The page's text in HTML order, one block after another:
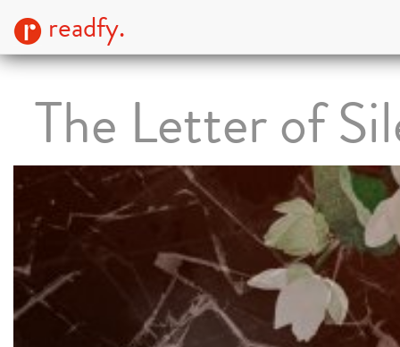
readfy.
The Letter of